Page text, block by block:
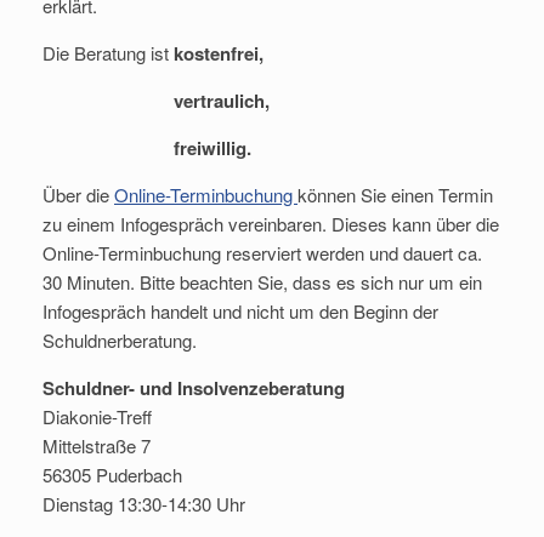
erklärt.
Die Beratung ist kostenfrei,
vertraulich,
freiwillig.
Über dieOnline-Terminbuchungkönnen Sie einen Termin
zu einem Infogespräch vereinbaren. Dieses kann über die
Online-Terminbuchung reserviert werden und dauert ca.
30 Minuten. Bitte beachten Sie, dass es sich nur um ein
Infogespräch handelt und nicht um den Beginn der
Schuldnerberatung.
Schuldner- und Insolvenzeberatung
Diakonie-Treff
Mittelstraße 7
56305 Puderbach
Dienstag 13:30-14:30 Uhr